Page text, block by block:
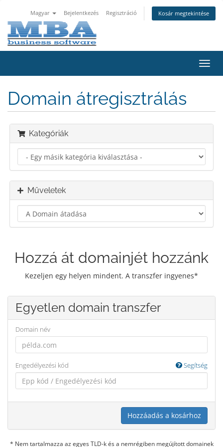
Magyar Bejelentkezés Regisztráció Kosár megtekintése
a
Domain átregisztrálás
Kategóriák
Műveletek
Hozzá át domainjét hozzánk
Kezeljen egy helyen mindent. A transzfer ingyenes*
Egyetlen domain transzfer
Domain név
Engedélyezési kód Segítség
Hozzáadás a kosárhoz
* Nem tartalmazza az egyes TLD-k és a nemrégiben megújított domainek